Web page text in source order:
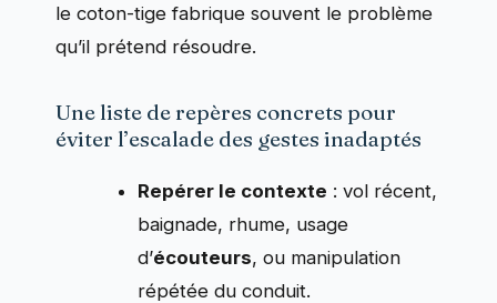
le coton-tige fabrique souvent le problème
qu’il prétend résoudre.
Une liste de repères concrets pour
éviter l’escalade des gestes inadaptés
Repérer le contexte : vol récent,
baignade, rhume, usage
d’écouteurs, ou manipulation
répétée du conduit.